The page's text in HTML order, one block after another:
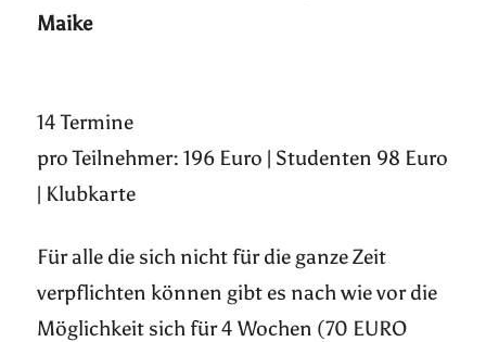
Maike
14 Termine
pro Teilnehmer: 196 Euro | Studenten 98 Euro
| Klubkarte
Für alle die sich nicht für die ganze Zeit
verpflichten können gibt es nach wie vor die
Möglichkeit sich für 4 Wochen (70 EURO